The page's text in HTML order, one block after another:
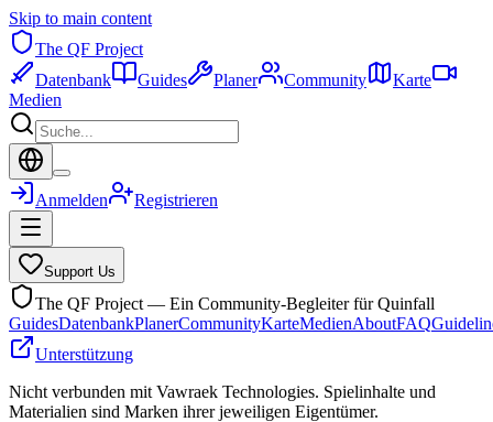
Skip to main content
The QF Project
Datenbank
Guides Planer Community
Karte
Medien
Anmelden Registrieren
Support Us
The QF Project — Ein Community-Begleiter für Quinfall
GuidesDatenbankPlanerCommunityKarteMedienAboutFAQ
Unterstützung
Nicht verbunden mit Vawraek Technologies. Spielinhalte und
Materialien sind Marken ihrer jeweiligen Eigentümer.